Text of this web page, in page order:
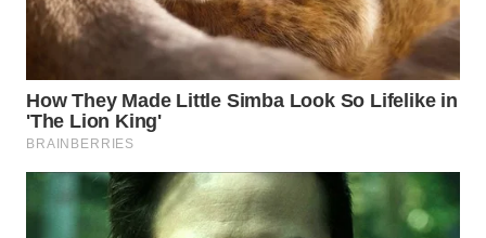
MANDALIKA
LIKUPANG
WN
LABUANBAJO